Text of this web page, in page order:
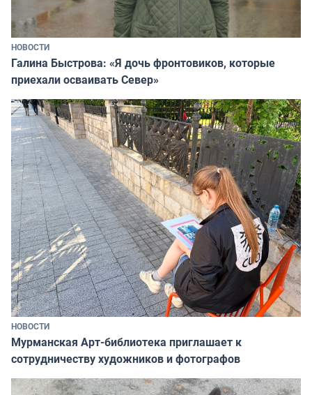
НОВОСТИ
Галина Быстрова: «Я дочь фронтовиков, которые
приехали осваивать Север»
НОВОСТИ
Мурманская Арт-библиотека приглашает к
сотрудничеству художников и фотографов